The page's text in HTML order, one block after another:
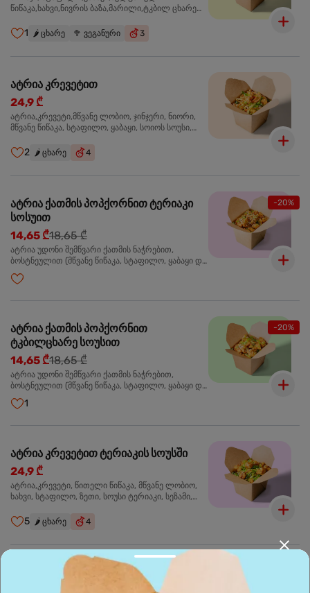
წიწაკა,ხახვი,ნივრის ბაზა,მარილი,ტკბილ ცხარე
ნაზავი,მზესუმზირის ზეთი ,ბარდა
1 🌶️ ცხარე 🥦 ვეგანური 3
ატრია კრევეტით
24,9 ₾
ატრია,კრევეტი,მწვანე ლობიო, ჯინჯერი, ნიორი,
მწვანე წიწაკა, სტაფილო, ყაბაყი, სოიოს სოუსი,
მწვანე ხახვი, სეზამი, კრევეტები, სეზამის ზეთი,
2 🌶️ ცხარე 4
-20%
ატრია ქათმის პოპქორნით ტერიაკი
სოსუით
14,65 ₾18,65 ₾
ატრია უდონი შემწვარი ქათმის ნაჭრებით,
ბოსტნეულით (მწვანე წიწაკა, სტაფილო, ყაბაყი და
ნიორი) ტერიაკის სოუსით, მწვანე ლობიო. სეზამის
მარცვლები,ხახვი,მწვანე ხახვი
-20%
ატრია ქათმის პოპქორნით
ტკბილცხარე სოუსით
14,65 ₾18,65 ₾
ატრია უდონი შემწვარი ქათმის ნაჭრებით,
ბოსტნეულით (მწვანე წიწაკა, სტაფილო, ყაბაყი და
ნიორი) ტკბილ-ცხარე სოუსით, მწვანე ლობიო.
სეზამის მარცვლები,ხახვი,მწვანე ხახვი
1
ატრია კრევეტით ტერიაკის სოუსში
24,9 ₾
ატრია,კრევეტი, წითელი წიწაკა, მწვანე ლობიო,
ხახვი, სტაფილო, ზეთი, სოუსი ტერიაკი, სეზამი,
5 🌶️ ცხარე 4
ბრინჯი კრევეტით